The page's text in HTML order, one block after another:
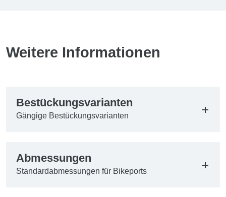
Weitere Informationen
Bestückungsvarianten
Gängige Bestückungsvarianten
Abmessungen
Standardabmessungen für Bikeports